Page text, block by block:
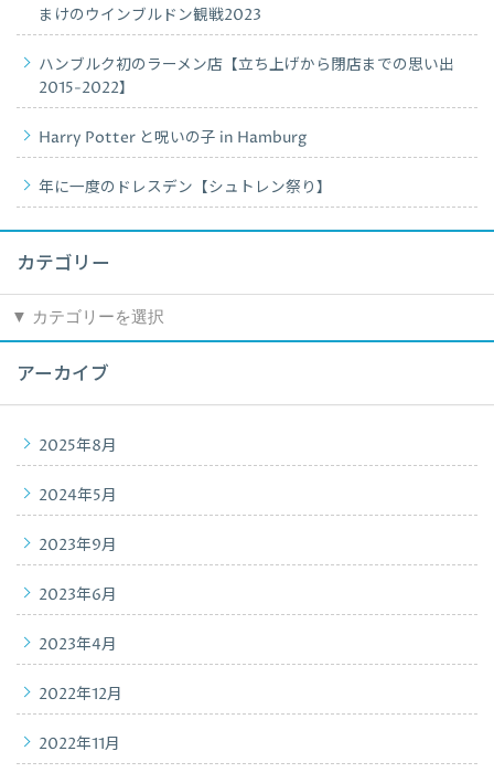
まけのウインブルドン観戦2023
ハンブルク初のラーメン店【立ち上げから閉店までの思い出
2015-2022】
Harry Potter と呪いの子 in Hamburg
年に一度のドレスデン【シュトレン祭り】
カテゴリー
カ
テ
アーカイブ
2025年8月
2024年5月
2023年9月
2023年6月
2023年4月
2022年12月
2022年11月